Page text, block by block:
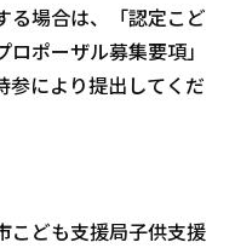
る場合は、「認定こど
ポーザル募集要項」
参により提出してくだ
こども支援局子供支援